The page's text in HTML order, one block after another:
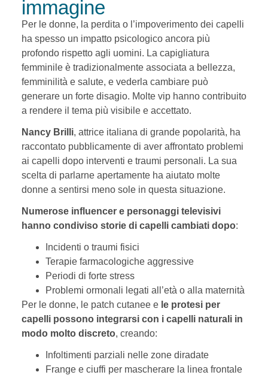
immagine
Per le donne, la perdita o l’impoverimento dei capelli
ha spesso un impatto psicologico ancora più
profondo rispetto agli uomini. La capigliatura
femminile è tradizionalmente associata a bellezza,
femminilità e salute, e vederla cambiare può
generare un forte disagio. Molte vip hanno contribuito
a rendere il tema più visibile e accettato.
Nancy Brilli, attrice italiana di grande popolarità, ha
raccontato pubblicamente di aver affrontato problemi
ai capelli dopo interventi e traumi personali. La sua
scelta di parlarne apertamente ha aiutato molte
donne a sentirsi meno sole in questa situazione.
Numerose influencer e personaggi televisivi
hanno condiviso storie di capelli cambiati dopo:
Incidenti o traumi fisici
Terapie farmacologiche aggressive
Periodi di forte stress
Problemi ormonali legati all’età o alla maternità
Per le donne, le patch cutanee e le protesi per
capelli possono integrarsi con i capelli naturali in
modo molto discreto, creando:
Infoltimenti parziali nelle zone diradate
Frange e ciuffi per mascherare la linea frontale